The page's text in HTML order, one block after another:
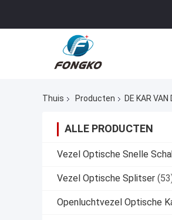
Thuis Producten DE KAR VAN
ALLE PRODUCTEN
Vezel Optische Snelle
Vezel Optische Splitser
Openluchtvezel Optische